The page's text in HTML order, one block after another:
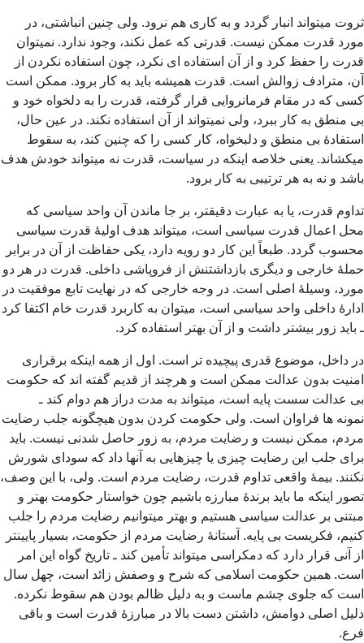
ثروت میتواند انبار گردد و به کاری هم نرود. ولی چنین انباشتی، در
مورد قدرت ممکن نیست. قدرتی که عمل نکند، وجود ندارد. نمیتوان
قدرت را حفظ کرد و از آن استفاده ای نکرد، چون استفاده نکردن از
آن، مترادف زوالش است. قدرت همیشه باید به کار برود. ممکن است
کسی که در مقام فرمانروایی قرار گرفته، قدرت را به دلخواه خود و
بی منطق به کار ببرد، ولی نمیتواند از آن استفاده نکند. در عین حال،
استفادۀ بی منطق و دلبخواه، کار کسی را که چنین کند، به سقوط
میکشاند. یعنی خلاصه اینکه در سیاست، قدرت نه میتواند خودش هدف
باشد و نه به هر ترتیبی به کار برود.
تداوم قدرت، یا به عبارت دقیقتر، بر جا ماندن آن واحد سیاسی که
محل اعمال قدرت سیاسی است، میتواند هدف اولیۀ قدرت سیاسی
محسوب گردد. طبعاً این کار دو رویه دارد، یکی حفاظت از آن در برابر
حملۀ خارجی و دیگری بازداشتنش از فروپاشی داخلی. قدرت در هر دو
مورد، وسیلۀ اصلی است. در وجه خارجی که در نهایت تابع موفقیت در
ادارۀ داخلی واحد سیاسی است، میتوان به کاربرد قدرت خام اکتفا کرد
ـ باید زور بیشتر داشت و از آن بهتر استفاده کرد.
در داخل، موضوع قدری پیچیده تر است. اول از همه اینکه برقراری
امنیت بدون عدالت ممکن است و هرچند از قدیم گفته اند که حکومت
بی عدالت سست پایه است، میتواند به مدت دراز هم دوام کند ـ
نمونه ها فراوان است. ولی حکومت کردن بدون هیچگونه جلب رضایت
مردم، ممکن نیست و رضایت مردم، به زور حاصل شدنی نیست. باید
برای جلب این رضایت چیزی یا چیزهایی به آنها داد که سودای شورش
نکنند. بیمۀ واقعی تداوم قدرت، رضایت مردم است. ولی، با این وصف،
تصور اینکه ما باید برندۀ مبارزه باشیم چون خواستار حکومت بهتر و
مبتنی بر عدالت سیاسی هستیم و بهتر میتوانیم رضایت مردم را جلب
کنیم، فکریست بی پایه. آستانۀ رضایت مردم از حکومت، بسیار پایینتر
از آنی قرار دارد که دمکراسی میتواند تأمین کند ـ تاریخ گواه این امر
است. همین حکومت اسلامی که شرح و وصفش زائد است، چهل سال
است که جلوی چشم ماست و به دلیل ظالم بودن هم سقوط نکرده.
دلیل اصلی دوامش، داشتن دست بالا در مبارزۀ قدرت است و باقی
فرع.